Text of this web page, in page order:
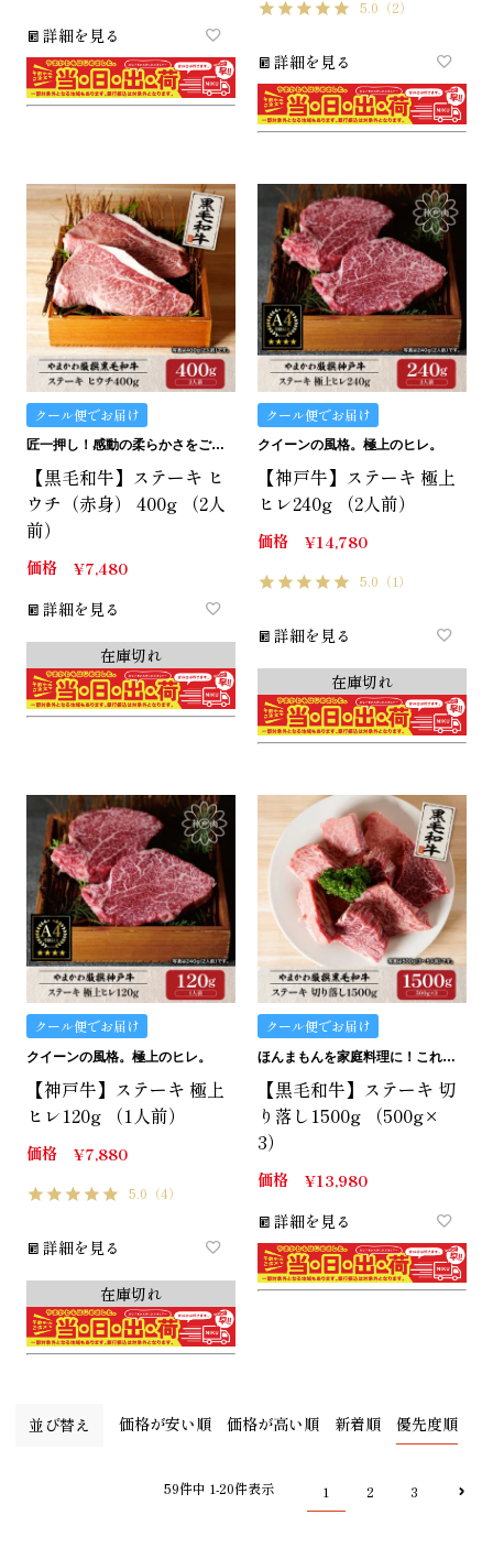
詳細を見る
5.0 （2）
詳細を見る
クール便でお届け
匠一押し！感動の柔らかさをご堪能ください。
【黒毛和牛】ステーキ ヒ
ウチ（赤身） 400g （2人
前）
価格 ¥7,480
詳細を見る
在庫切れ
クール便でお届け
クイーンの風格。極上のヒレ。
【神戸牛】ステーキ 極上
ヒレ240g （2人前）
価格 ¥14,780
5.0 （1）
詳細を見る
在庫切れ
クール便でお届け
クイーンの風格。極上のヒレ。
【神戸牛】ステーキ 極上
ヒレ120g （1人前）
価格 ¥7,880
5.0 （4）
詳細を見る
在庫切れ
クール便でお届け
ほんまもんを家庭料理に！これぞ、万能！切り落しシリーズ。
【黒毛和牛】ステーキ 切
り落し1500g （500g×
3）
価格 ¥13,980
詳細を見る
並び替え 価格が安い順 価格が高い順 新着順 優先度順
59件中 1-20件表示 1 2 3